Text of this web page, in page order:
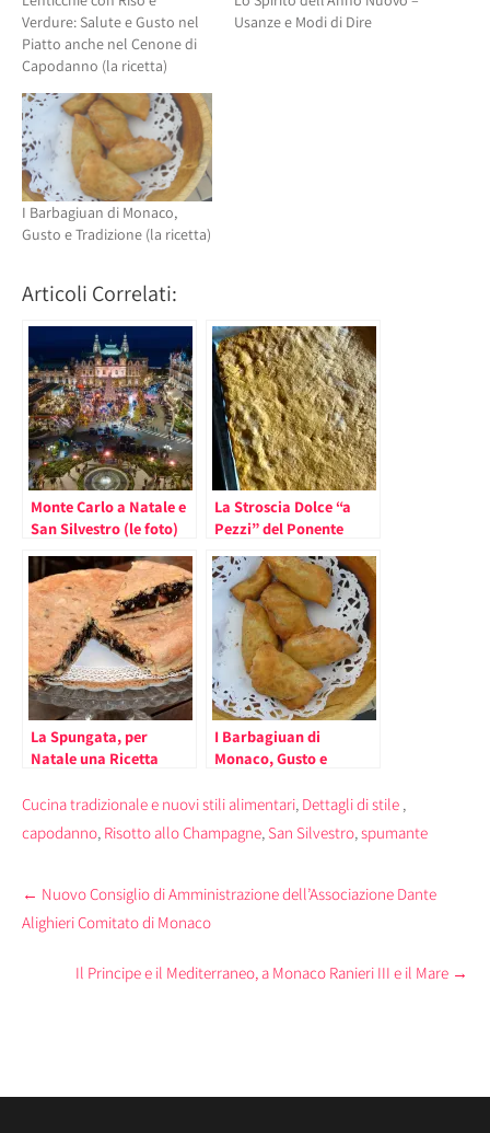
Verdure: Salute e Gusto nel
Piatto anche nel Cenone di
Capodanno (la ricetta)
Usanze e Modi di Dire
I Barbagiuan di Monaco,
Gusto e Tradizione (la ricetta)
Articoli Correlati:
Monte Carlo a Natale e
San Silvestro (le foto)
La Stroscia Dolce “a
Pezzi” del Ponente
picnic di Pasquetta (La
Ricetta)
La Spungata, per
Natale una Ricetta
I Barbagiuan di
Monaco, Gusto e
Cucina tradizionale e nuovi stili alimentari, Dettagli di stile ,
capodanno, Risotto allo Champagne, San Silvestro,spumante
Post
navigation
← Nuovo Consiglio di Amministrazione dell’Associazione Dante
Alighieri Comitato di Monaco
Il Principe e il Mediterraneo, a Monaco Ranieri III e il Mare →